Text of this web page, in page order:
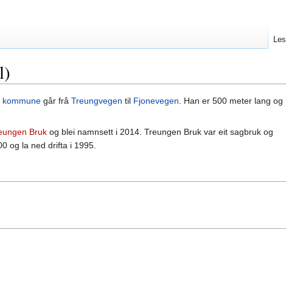
kommune går frå Treungvegen til Fjonevegen. Han er 500 meter lang og
Bruk og blei namnsett i 2014. Treungen Bruk var eit sagbruk og
og la ned drifta i 1995.
Les